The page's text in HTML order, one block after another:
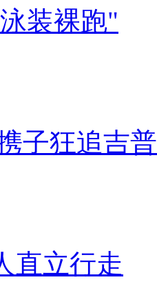
装裸跑"
子狂追吉
直立行走